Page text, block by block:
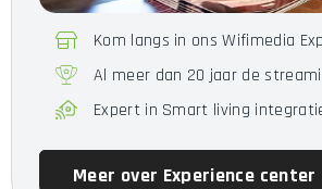
Kom langs in ons Wifimedia
Al meer dan 20 jaar de
Expert in Smart living
Meer over Experience center